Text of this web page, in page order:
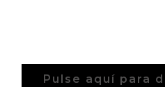
Pulse aquí para